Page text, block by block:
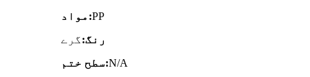
مواد:PP
رنگ:گرے
سطح ختم:N/A